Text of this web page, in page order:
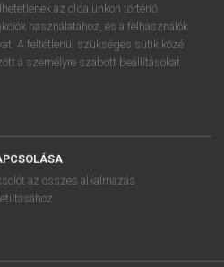
MEGOLDÁSOK
RÓLUNK
az oldalunkon történő
használatához, és a felhasználók
A feltétlenül szükséges sütik közé
a személyre szabott beállításokat
az összes alkalmazás